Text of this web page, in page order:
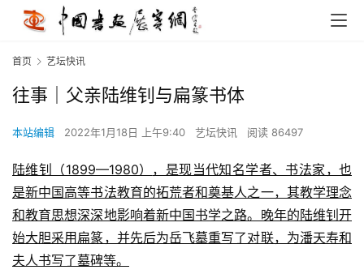
首页 艺坛快讯
往事｜父亲陆维钊与扁篆书体
本站编辑 2022年1月18日 上午9:40 艺坛快讯 阅读 86497
陆维钊（1899—1980） ，是现当代知名学者、书法家，也
是新中国高等书法教育的拓荒者和奠基人之一，其教学理念
和教育思想深深地影响着新中国书学之路。晚年的陆维钊开
始大胆采用扁篆，并先后为岳飞墓重写了对联，为潘天寿和
夫人书写了墓碑等。